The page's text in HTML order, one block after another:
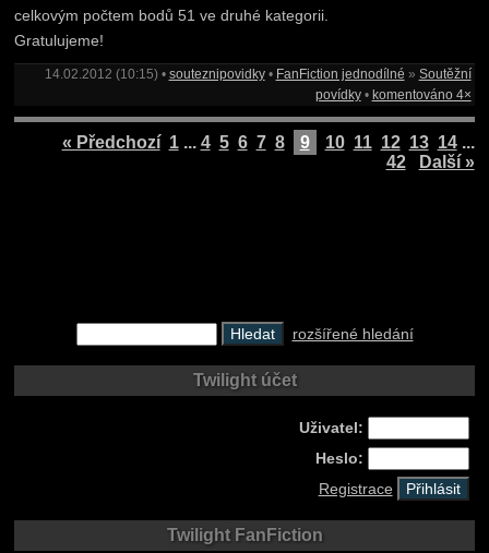
celkovým počtem bodů 51 ve druhé kategorii.
Gratulujeme!
14.02.2012 (10:15) • souteznipovidky• FanFiction jednodílné » Soutěžní
povídky• komentováno 4×
« Předchozí 1... 4 5 6 7 8 9 10 11 12 13 14...
42
Další »
rozšířené hledání
Twilight účet
Uživatel:
Heslo:
Registrace
Twilight FanFiction